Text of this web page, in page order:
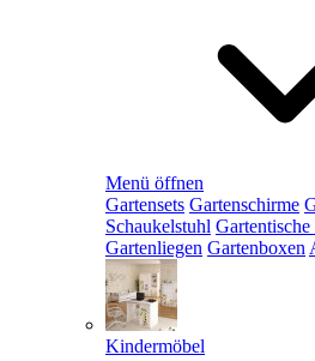
Menü öffnen
Gartensets Gartenschirme
Schaukelstuhl
Gartenliegen Gartenboxen
Kindermöbel